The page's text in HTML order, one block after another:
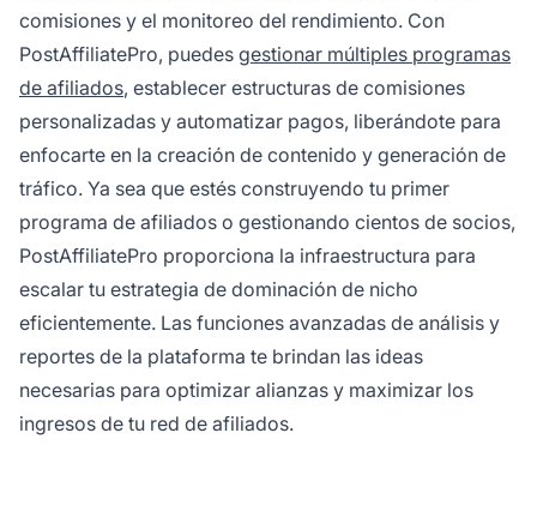
comisiones y el monitoreo del rendimiento. Con
PostAffiliatePro, puedes gestionar múltiples programas
de afiliados, establecer estructuras de comisiones
personalizadas y automatizar pagos, liberándote para
enfocarte en la creación de contenido y generación de
tráfico. Ya sea que estés construyendo tu primer
programa de afiliados o gestionando cientos de socios,
PostAffiliatePro proporciona la infraestructura para
escalar tu estrategia de dominación de nicho
eficientemente. Las funciones avanzadas de análisis y
reportes de la plataforma te brindan las ideas
necesarias para optimizar alianzas y maximizar los
ingresos de tu red de afiliados.